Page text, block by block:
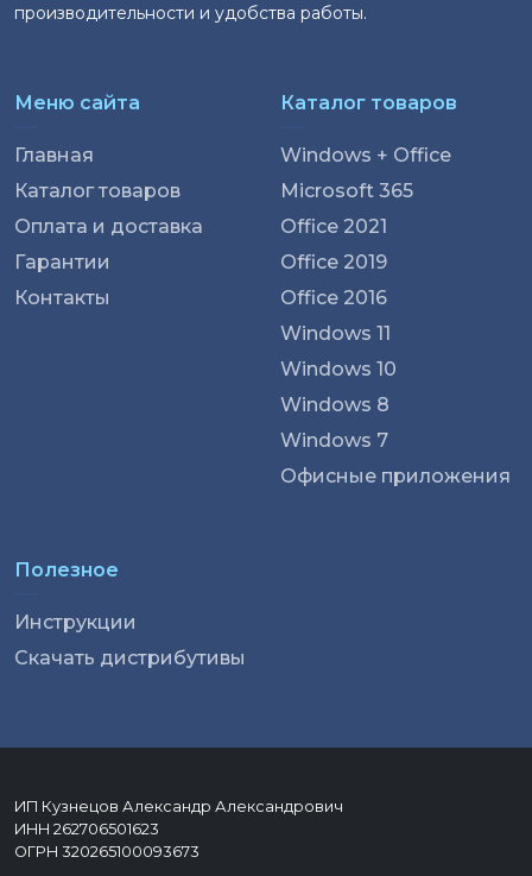
производительности и удобства работы.
Меню сайта
Главная
Каталог товаров
Оплата и доставка
Гарантии
Контакты
Каталог товаров
Windows + Office
Microsoft 365
Office 2021
Office 2019
Office 2016
Windows 11
Windows 10
Windows 8
Windows 7
Офисные приложения
Полезное
Инструкции
Скачать дистрибутивы
ИП Кузнецов Александр Александрович
ИНН 262706501623
ОГРН 320265100093673